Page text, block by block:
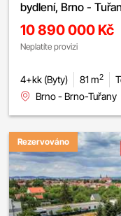
bydlení, Brno -
parkování.
10 890 000 Kč
Neplatíte provizi
4+kk (Byty) 81 m2
Brno - Brno-Tuřany
Rezervováno